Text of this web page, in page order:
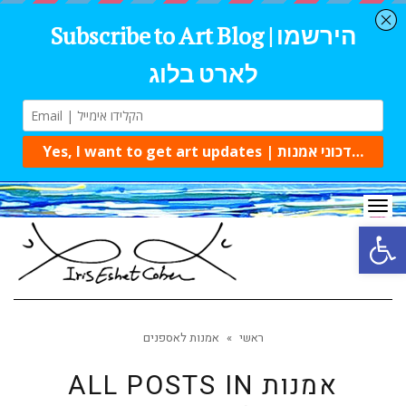
ראשי » אמנות לאספנים
ALL POSTS IN אמנות